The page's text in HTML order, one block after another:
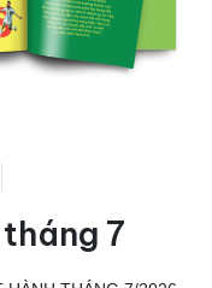
7